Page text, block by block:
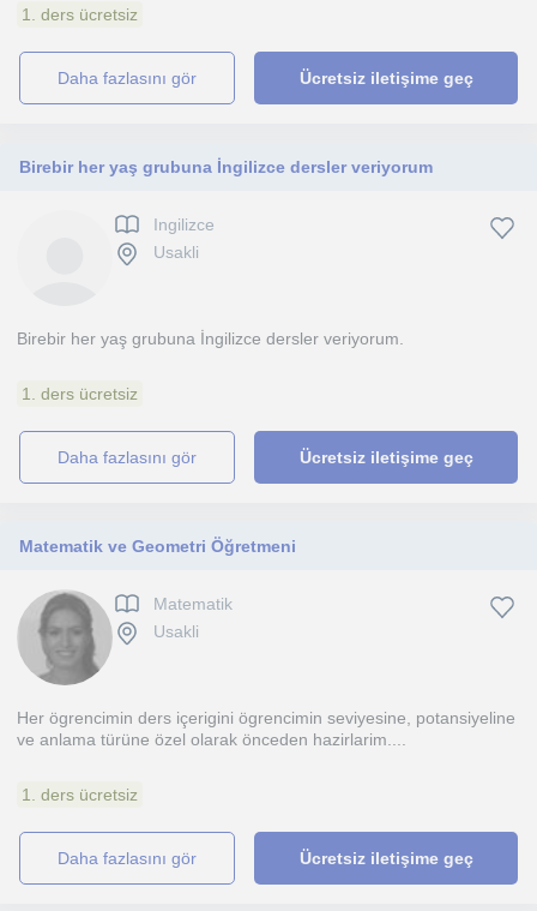
1. ders ücretsiz
daha fazlasını gör Ücretsiz iletişime geç
Birebir her yaş grubuna İngilizce dersler veriyorum
Ingilizce
Usakli
Birebir her yaş grubuna İngilizce dersler veriyorum.
1. ders ücretsiz
daha fazlasını gör Ücretsiz iletişime geç
Matematik ve Geometri Öğretmeni
Matematik
Usakli
Her ögrencimin ders içerigini ögrencimin seviyesine, potansiyeline
ve anlama türüne özel olarak önceden hazirlarim....
1. ders ücretsiz
daha fazlasını gör Ücretsiz iletişime geç